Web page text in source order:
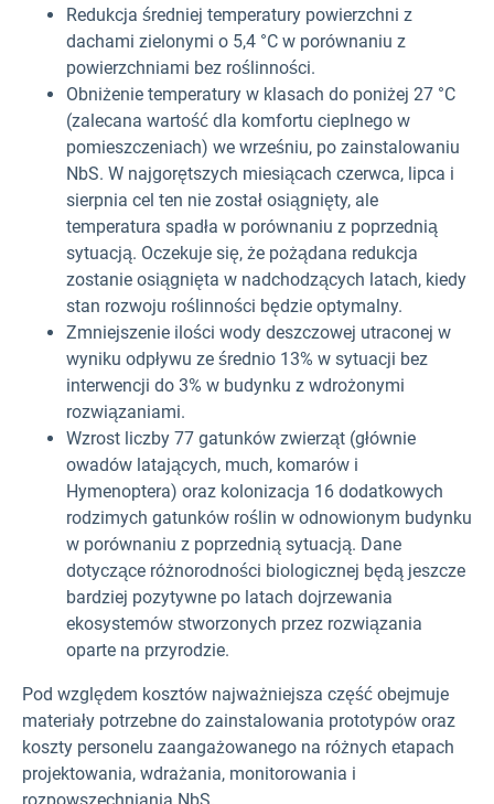
Redukcja średniej temperatury powierzchni z
dachami zielonymi o 5,4 °C w porównaniu z
powierzchniami bez roślinności.
Obniżenie temperatury w klasach do poniżej 27 °C
(zalecana wartość dla komfortu cieplnego w
pomieszczeniach) we wrześniu, po zainstalowaniu
NbS. W najgorętszych miesiącach czerwca, lipca i
sierpnia cel ten nie został osiągnięty, ale
temperatura spadła w porównaniu z poprzednią
sytuacją. Oczekuje się, że pożądana redukcja
zostanie osiągnięta w nadchodzących latach, kiedy
stan rozwoju roślinności będzie optymalny.
Zmniejszenie ilości wody deszczowej utraconej w
wyniku odpływu ze średnio 13% w sytuacji bez
interwencji do 3% w budynku z wdrożonymi
rozwiązaniami.
Wzrost liczby 77 gatunków zwierząt (głównie
owadów latających, much, komarów i
Hymenoptera) oraz kolonizacja 16 dodatkowych
rodzimych gatunków roślin w odnowionym budynku
w porównaniu z poprzednią sytuacją. Dane
dotyczące różnorodności biologicznej będą jeszcze
bardziej pozytywne po latach dojrzewania
ekosystemów stworzonych przez rozwiązania
oparte na przyrodzie.
Pod względem kosztów najważniejsza część obejmuje
materiały potrzebne do zainstalowania prototypów oraz
koszty personelu zaangażowanego na różnych etapach
projektowania, wdrażania, monitorowania i